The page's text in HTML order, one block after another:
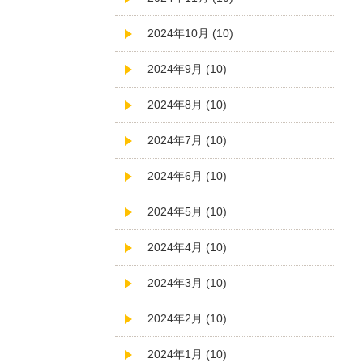
2024年10月 (10)
2024年9月 (10)
2024年8月 (10)
2024年7月 (10)
2024年6月 (10)
2024年5月 (10)
2024年4月 (10)
2024年3月 (10)
2024年2月 (10)
2024年1月 (10)